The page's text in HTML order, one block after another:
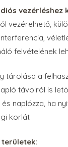
vezérléshez
vezérelhető,
felvételének
tárolása a
távolról is
és naplózza, ha
korlát